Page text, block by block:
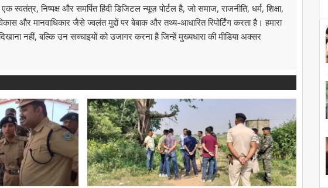
स्वतंत्र, निष्पक्ष और समर्पित हिंदी डिजिटल न्यूज़ पोर्टल है, जो समाज, राजनीति, धर्म, शिक्षा,
और मानवाधिकार जैसे ज्वलंत मुद्दों पर बेबाक और तथ्य-आधारित रिपोर्टिंग करता है। हमारा
नहीं, बल्कि उन सच्चाइयों को उजागर करना है जिन्हें मुख्यधारा की मीडिया अक्सर